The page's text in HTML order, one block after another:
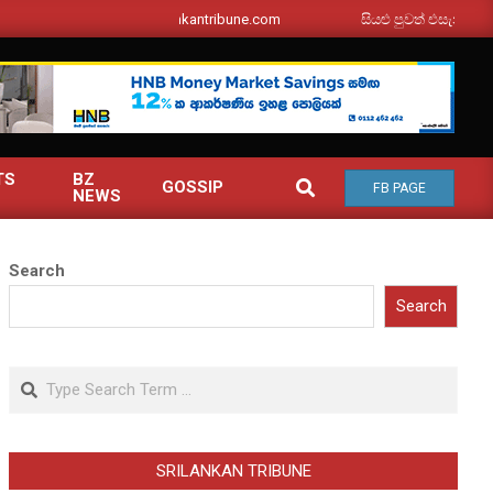
srilankantribune.com සියළු පුවත් එසැනින් ඔබ වෙත
BZ
NEWS
GOSSIP SEARCH
FB PAGE
Search
Search
Search
SRILANKAN TRIBUNE